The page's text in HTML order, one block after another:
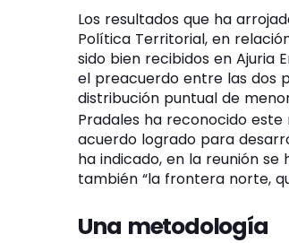
Los resultados que ha
Política Territorial, en
sido bien recibidos en Ajuria
el preacuerdo entre las dos
distribución puntual de
Pradales ha reconocido
acuerdo logrado para
ha indicado, en la reunión
también “la frontera norte,
Una metodología